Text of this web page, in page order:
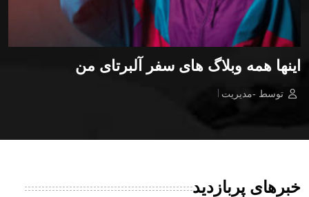
اینها همه وبلاگ های سفر آلبرتای من
توسط -مدیریت
خبرهای پربازدید